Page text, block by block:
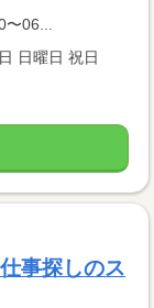
06...
日曜日 祝日
事探しのス